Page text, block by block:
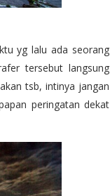
yg lalu ada seorang
tersebut langsung
tsb, intinya jangan
peringatan dekat